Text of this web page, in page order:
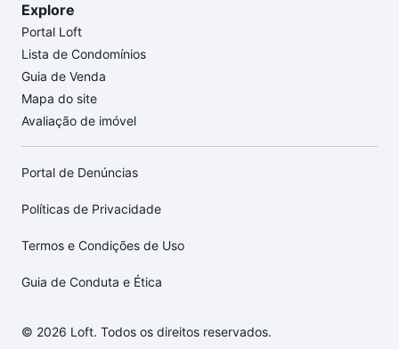
Explore
Portal Loft
Lista de Condomínios
Guia de Venda
Mapa do site
Avaliação de imóvel
Portal de Denúncias
Políticas de Privacidade
Termos e Condições de Uso
Guia de Conduta e Ética
© 2026 Loft. Todos os direitos reservados.